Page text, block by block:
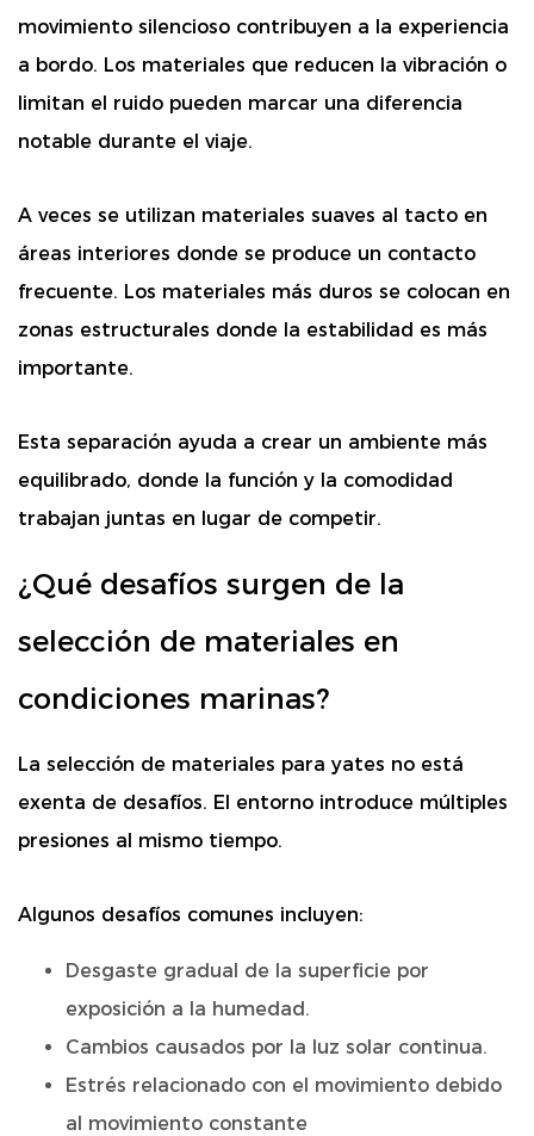
movimiento silencioso contribuyen a la experiencia
a bordo. Los materiales que reducen la vibración o
limitan el ruido pueden marcar una diferencia
notable durante el viaje.
A veces se utilizan materiales suaves al tacto en
áreas interiores donde se produce un contacto
frecuente. Los materiales más duros se colocan en
zonas estructurales donde la estabilidad es más
importante.
Esta separación ayuda a crear un ambiente más
equilibrado, donde la función y la comodidad
trabajan juntas en lugar de competir.
¿Qué desafíos surgen de la
selección de materiales en
condiciones marinas?
La selección de materiales para yates no está
exenta de desafíos. El entorno introduce múltiples
presiones al mismo tiempo.
Algunos desafíos comunes incluyen:
Desgaste gradual de la superficie por
exposición a la humedad.
Cambios causados por la luz solar continua.
Estrés relacionado con el movimiento debido
al movimiento constante